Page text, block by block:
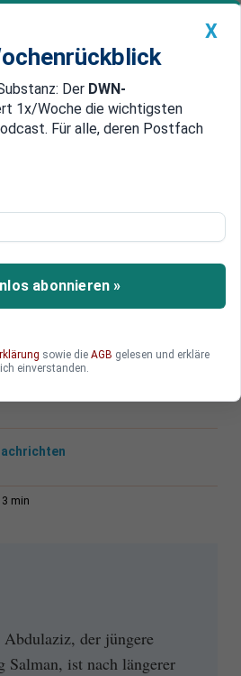
Geldanlage Premium
Magazin China
Brutaler
Nachfolge des
Salman, Prinz Ahmad, ist
offenbar gegen den
3 min
der jüngere
Salman, ist nach längerer
X
Der DWN-
1x/Woche die wichtigsten
Für alle, deren Postfach
abonnieren »
sowie die AGB gelesen und erkläre
einverstanden.